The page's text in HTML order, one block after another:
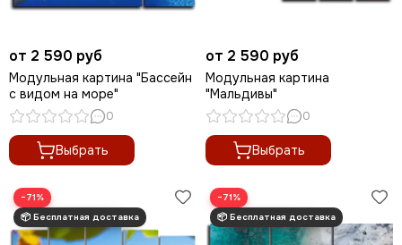
от 2 590 руб
Модульная картина "Бассейн
с видом на море"
0
Выбрать
от 2 590 руб
Модульная картина
"Мальдивы"
0
Выбрать
−71% −71%